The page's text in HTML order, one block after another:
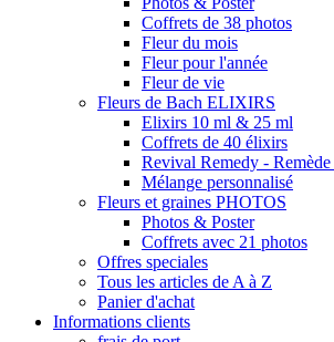
Coffrets de 38 photos
Fleur du mois
Fleur pour l'année
Fleur de vie
Fleurs de Bach ELIXIRS
Elixirs 10 ml & 25 ml
Coffrets de 40 élixirs
Revival Remedy -
Mélange personnalisé
Fleurs et graines PHOTOS
Photos & Poster
Coffrets avec 21 photos
Offres speciales
Tous les articles de A à Z
Panier d'achat
Informations clients